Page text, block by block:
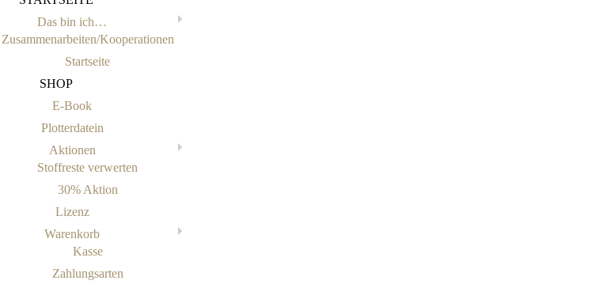
Das bin ich…
Zusammenarbeiten/Kooperationen
Startseite
SHOP
E-Book
Plotterdatein
Aktionen
Stoffreste verwerten
30% Aktion
Lizenz
Warenkorb
Kasse
Zahlungsarten